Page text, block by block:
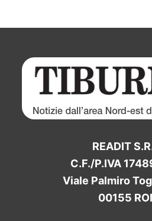
READIT
C.F./P.IVA
Viale Palmiro
00155